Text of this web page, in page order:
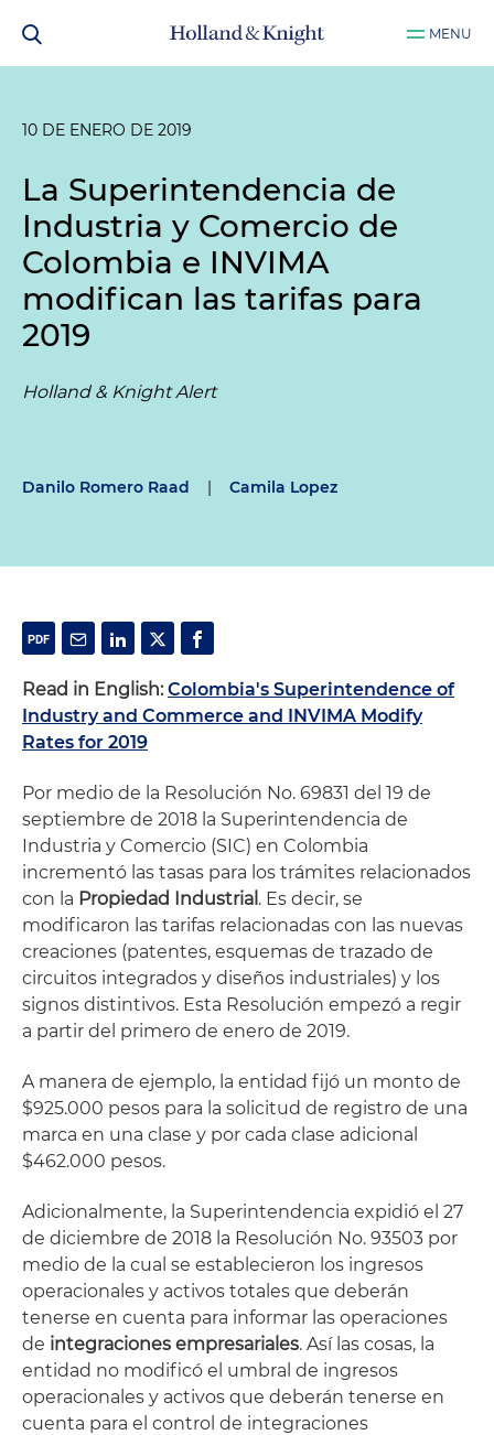
MENU
10 DE ENERO DE 2019
La Superintendencia de
Industria y Comercio de
Colombia e INVIMA
modifican las tarifas para
2019
Holland & Knight Alert
Danilo Romero Raad | Camila Lopez
Read in English:Colombia's Superintendence of
Industry and Commerce and INVIMA Modify
Rates for 2019
Por medio de la Resolución No. 69831 del 19 de
septiembre de 2018 la Superintendencia de
Industria y Comercio (SIC) en Colombia
incrementó las tasas para los trámites relacionados
con la Propiedad Industrial . Es decir, se
modificaron las tarifas relacionadas con las nuevas
creaciones (patentes, esquemas de trazado de
circuitos integrados y diseños industriales) y los
signos distintivos. Esta Resolución empezó a regir
a partir del primero de enero de 2019.
A manera de ejemplo, la entidad fijó un monto de
$925.000 pesos para la solicitud de registro de una
marca en una clase y por cada clase adicional
$462.000 pesos.
Adicionalmente, la Superintendencia expidió el 27
de diciembre de 2018 la Resolución No. 93503 por
medio de la cual se establecieron los ingresos
operacionales y activos totales que deberán
tenerse en cuenta para informar las operaciones
de integraciones empresariales. Así las cosas, la
entidad no modificó el umbral de ingresos
operacionales y activos que deberán tenerse en
cuenta para el control de integraciones